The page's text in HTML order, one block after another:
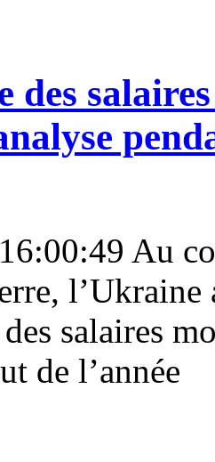
des
Au
salaires
de l’année